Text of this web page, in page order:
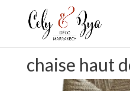
chaise haut